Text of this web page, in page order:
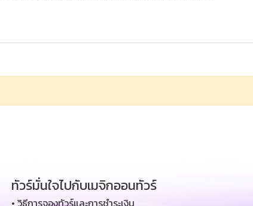
ทัวร์มั่นใจไปกับเมจิกออนทัวร์
• วิธีการจองทัวร์และการชำระเงิน